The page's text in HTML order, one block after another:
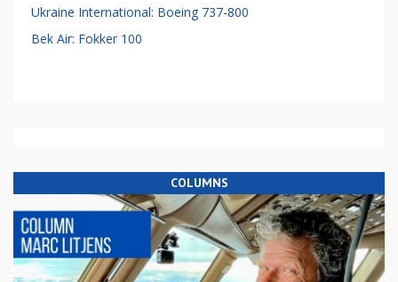
Ukraine International: Boeing 737-800
Bek Air: Fokker 100
COLUMNS